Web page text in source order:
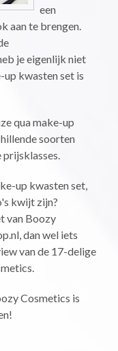
een
aan te brengen.
je eigenlijk niet
kwasten set is
qua make-up
soorten
prijsklasses.
up kwasten set,
kwijt zijn?
van Boozy
dan wel iets
van de 17-delige
Cosmetics is